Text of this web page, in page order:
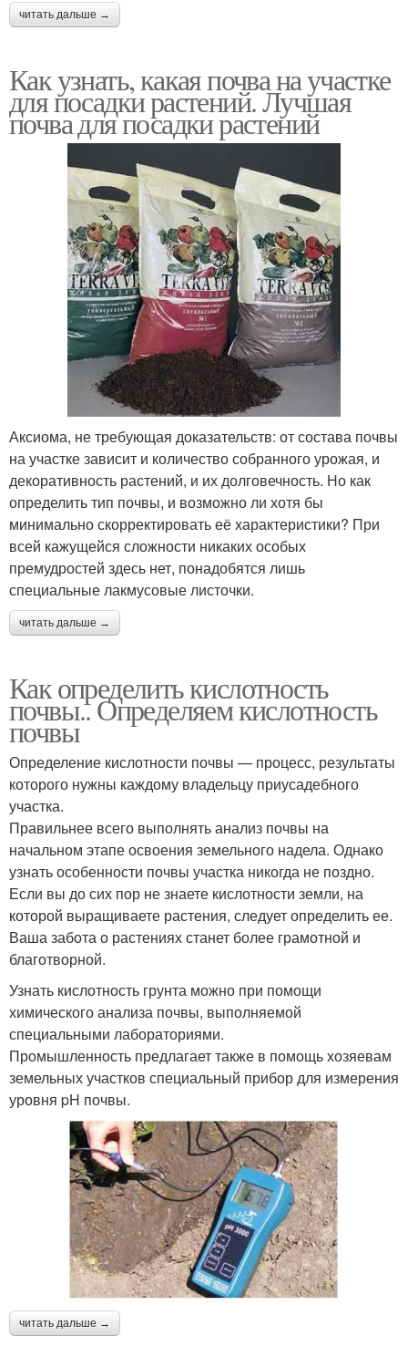
читать дальше →
Как узнать, какая почва на участке
для посадки растений. Лучшая
почва для посадки растений
Аксиома, не требующая доказательств: от состава почвы
на участке зависит и количество собранного урожая, и
декоративность растений, и их долговечность. Но как
определить тип почвы, и возможно ли хотя бы
минимально скорректировать её характеристики? При
всей кажущейся сложности никаких особых
премудростей здесь нет, понадобятся лишь
специальные лакмусовые листочки.
читать дальше →
Как определить кислотность
почвы.. Определяем кислотность
почвы
Определение кислотности почвы — процесс, результаты
которого нужны каждому владельцу приусадебного
участка.
Правильнее всего выполнять анализ почвы на
начальном этапе освоения земельного надела. Однако
узнать особенности почвы участка никогда не поздно.
Если вы до сих пор не знаете кислотности земли, на
которой выращиваете растения, следует определить ее.
Ваша забота о растениях станет более грамотной и
благотворной.
Узнать кислотность грунта можно при помощи
химического анализа почвы, выполняемой
специальными лабораториями.
Промышленность предлагает также в помощь хозяевам
земельных участков специальный прибор для измерения
уровня pH почвы.
читать дальше →